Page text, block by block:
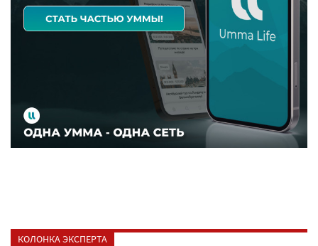
КОЛОНКА ЭКСПЕРТА